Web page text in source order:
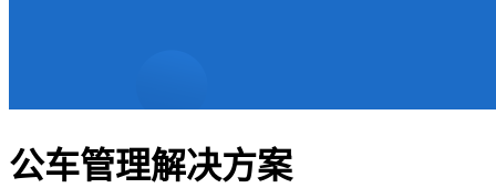
公车管理解决方案